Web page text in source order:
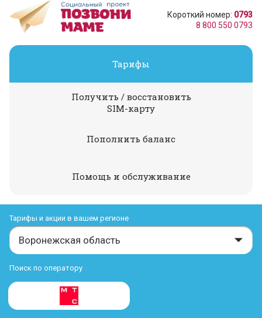
Короткий номер: 0793
8 800 550 0793
Тарифы
Получить / восстановить
SIM-карту
Пополнить баланс
Помощь и обслуживание
Тарифы и акции в вашем регионе
Воронежская область
Поиск по оператору